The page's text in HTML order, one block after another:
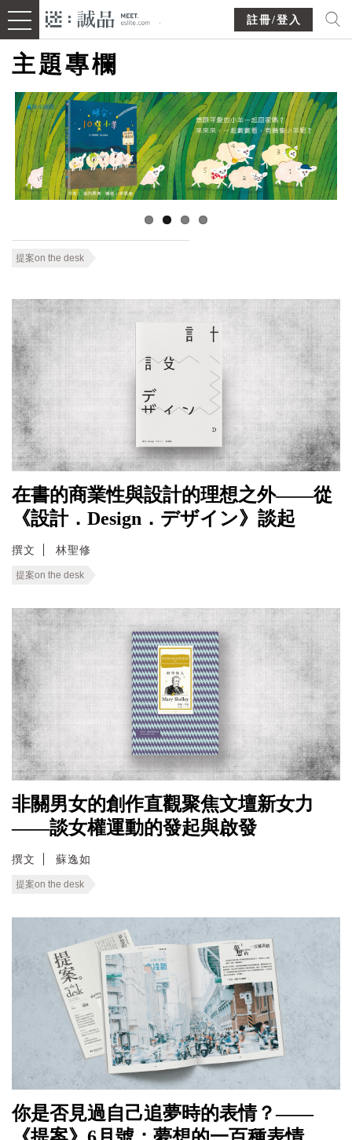
註冊/登入
主題專欄
提案on the desk
在書的商業性與設計的理想之外——從
《設計．Design．デザイン》談起
撰文 林聖修
提案on the desk
非關男女的創作直觀聚焦文壇新女力
——談女權運動的發起與啟發
撰文 蘇逸如
提案on the desk
你是否見過自己追夢時的表情？——